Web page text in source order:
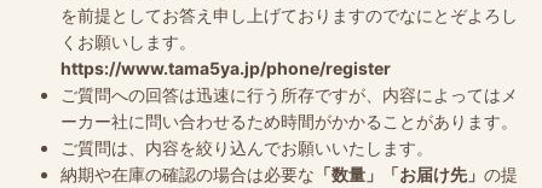
を前提としてお答え申し上げておりますのでなにとぞよろし
くお願いします。
https://www.tama5ya.jp/phone/register
ご質問への回答は迅速に行う所存ですが、内容によってはメ
ーカー社に問い合わせるため時間がかかることがあります。
ご質問は、内容を絞り込んでお願いいたします。
納期や在庫の確認の場合は必要な 「数量」「お届け先」 の提